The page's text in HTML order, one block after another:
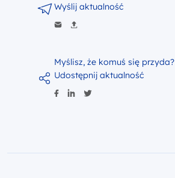
Myślisz, że komuś się przyda?
Udostępnij aktualność
Wyślij aktualność